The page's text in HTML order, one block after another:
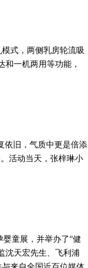
式，两侧乳房轮流吸
一机两用等功能，
依旧，气质中更是倍添
活动当天，张梓琳小
童展，并举办了“健
沈天宏先生、飞利浦